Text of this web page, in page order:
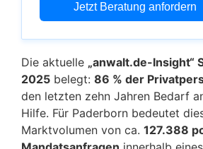
Jetzt Beratung anfordern
Die aktuelle „anwalt.de-Insight“
2025 belegt: 86 % der
den letzten zehn Jahren Bedarf
Hilfe. Für Paderborn bedeutet
Marktvolumen von ca. 127.388